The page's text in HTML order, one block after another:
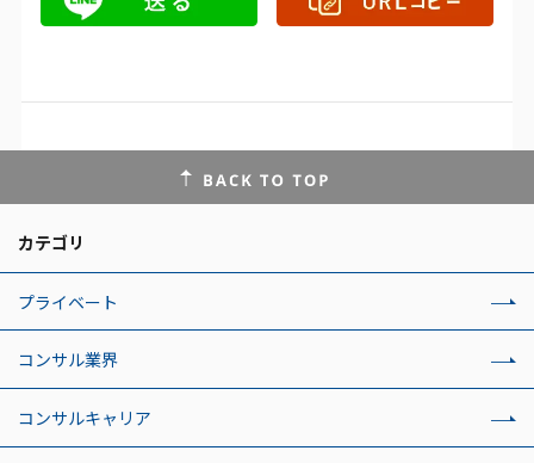
カテゴリ
プライベート
コンサル業界
コンサルキャリア